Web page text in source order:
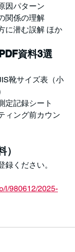
因パターン
関係の理解
に潜む誤解 ほか
資料3選
靴サイズ表（小
定記録シート
ィング前カウン
ください。
l/980612/2025-